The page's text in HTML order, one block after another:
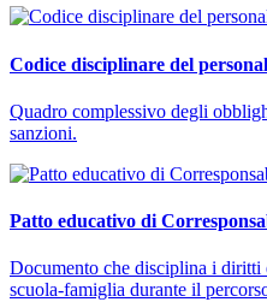
Codice disciplinare del
Quadro complessivo degli
sanzioni.
Patto educativo di
Documento che disciplina i
scuola-famiglia durante il